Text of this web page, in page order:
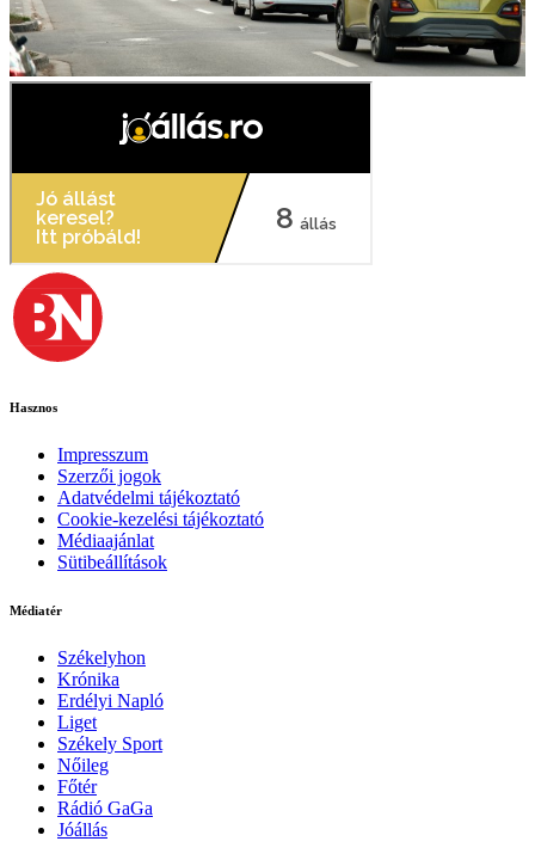
Hasznos
Impresszum
Szerzői jogok
Adatvédelmi tájékoztató
Cookie-kezelési tájékoztató
Médiaajánlat
Sütibeállítások
Médiatér
Székelyhon
Krónika
Erdélyi Napló
Liget
Székely Sport
Nőileg
Főtér
Rádió GaGa
Jóállás